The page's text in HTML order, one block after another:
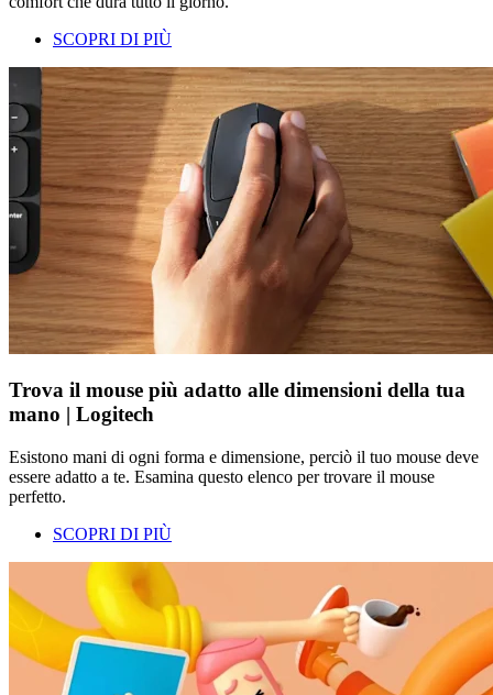
SCOPRI DI PIÙ
Trova il mouse più adatto alle dimensioni della tua
mano | Logitech
Esistono mani di ogni forma e dimensione, perciò il tuo mouse deve
essere adatto a te. Esamina questo elenco per trovare il mouse
perfetto.
SCOPRI DI PIÙ